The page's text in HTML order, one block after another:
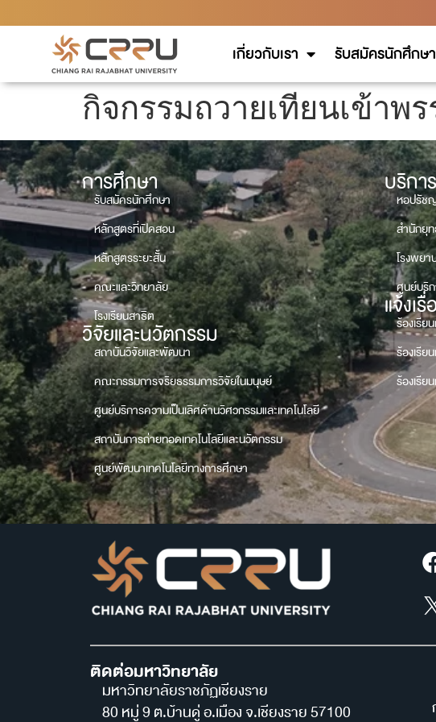
เกี่ยวกับเรา รับสมัครนักศึกษา
กิจกรรมถวายเทียนเข้าพร
การศึกษา
รับสมัครนักศึกษา
หลักสูตรที่เปิดสอน
หลักสูตรระยะสั้น
คณะและวิทยาลัย
โรงเรียนสาธิต
วิจัยและนวัตกรรม
สถาบันวิจัยและพัฒนา
คณะกรรมการจริยธรรมการวิจัยในมนุษย์
ศูนย์บริการความเป็นเลิศด้านวิศวกรรมและเทคโนโลยี
สถาบันการถ่ายทอดเทคโนโลยีและนวัตกรรม
ศูนย์พัฒนาเทคโนโลยีทางการศึกษา
บริกา
หอปรัช
สำนักยุ
โรงพย
ศูนย์บริก
แจ้งเ
ร้องเรี
ร้องเรี
ร้องเรี
ติดต่อมหาวิทยาลัย
มหาวิทยาลัยราชภัฏเชียงราย
80 หมู่ 9 ต.บ้านดู่ อ.เมือง จ.เชียงราย 57100